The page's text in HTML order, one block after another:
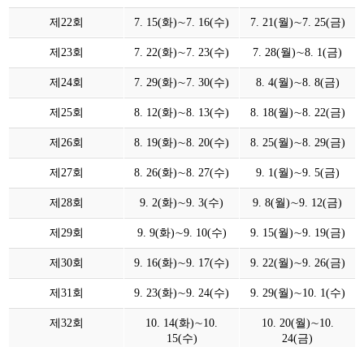
제22회 7. 15(화)∼7. 16(수) 7. 21(월)∼7. 25(금)
제23회 7. 22(화)∼7. 23(수) 7. 28(월)∼8. 1(금)
제24회 7. 29(화)∼7. 30(수) 8. 4(월)∼8. 8(금)
제25회 8. 12(화)∼8. 13(수) 8. 18(월)∼8. 22(금)
제26회 8. 19(화)∼8. 20(수) 8. 25(월)∼8. 29(금)
제27회 8. 26(화)∼8. 27(수) 9. 1(월)∼9. 5(금)
제28회 9. 2(화)∼9. 3(수) 9. 8(월)∼9. 12(금)
제29회 9. 9(화)∼9. 10(수) 9. 15(월)∼9. 19(금)
제30회 9. 16(화)∼9. 17(수) 9. 22(월)∼9. 26(금)
제31회 9. 23(화)∼9. 24(수) 9. 29(월)∼10. 1(수)
제32회
10. 14(화)∼10.
15(수)
10. 20(월)∼10.
24(금)